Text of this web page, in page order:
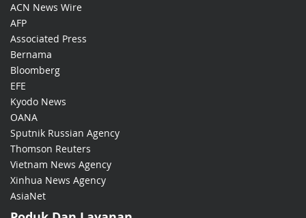
ACN News Wire
AFP
Associated Press
Bernama
Bloomberg
EFE
Kyodo News
OANA
Sputnik Russian Agency
Thomson Reuters
Vietnam News Agency
Xinhua News Agency
AsiaNet